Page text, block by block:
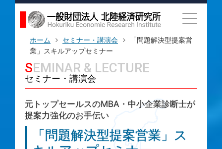
ホーム セミナー・講演会
「問題解決型提案営
業」スキルアップセミナー
SEMINAR & LECTURE
セミナー・講演会
元トップセールスのMBA・中小企業診断士が
提案力強化のお手伝い
「問題解決型提案営業」ス